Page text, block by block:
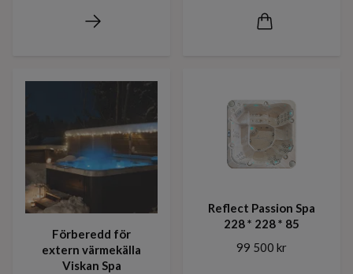
Förberedd för
extern värmekälla
Viskan Spa
Reflect Passion Spa
228 * 228 * 85
99 500 kr